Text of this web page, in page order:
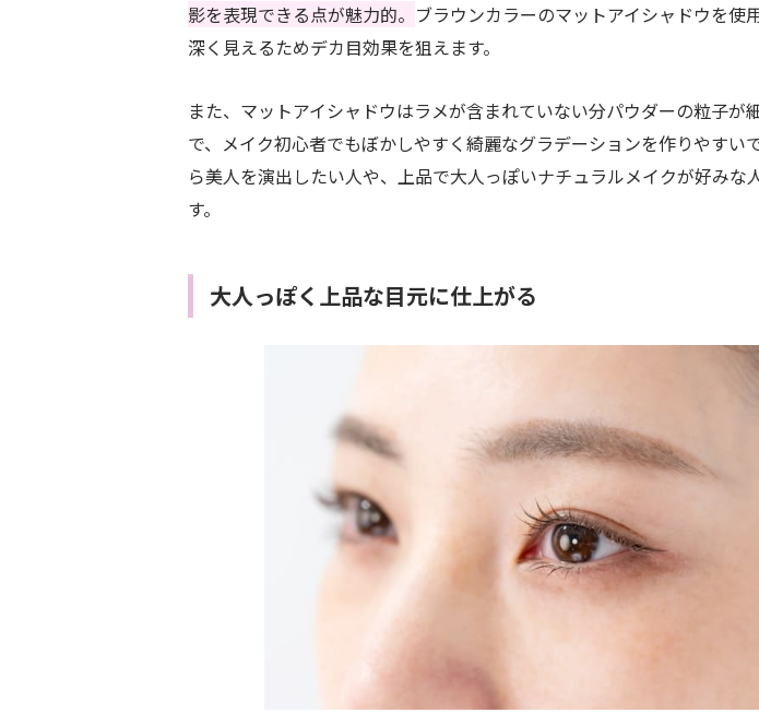
影を表現できる点が魅力的。 ブラウンカラーのマットアイシャドウを使
深く見えるためデカ目効果を狙えます。
また、マットアイシャドウはラメが含まれていない分パウダーの粒子が
で、メイク初心者でもぼかしやすく綺麗なグラデーションを作りやすい
ら美人を演出したい人や、上品で大人っぽいナチュラルメイクが好みな
す。
大人っぽく上品な目元に仕上がる